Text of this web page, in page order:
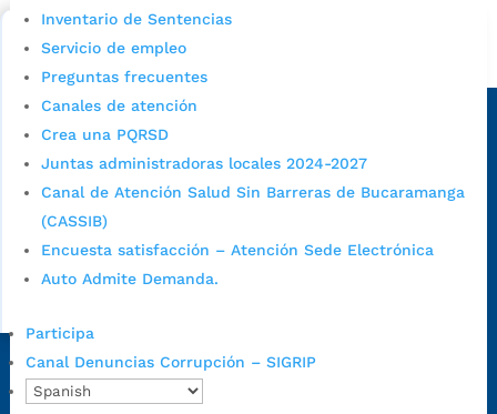
Inventario de Sentencias
Servicio de empleo
Preguntas frecuentes
Canales de atención
Crea una PQRSD
Juntas administradoras locales 2024-2027
Canal de Atención Salud Sin Barreras de Bucaramanga
(CASSIB)
Encuesta satisfacción – Atención Sede Electrónica
Auto Admite Demanda.
Participa
Canal Denuncias Corrupción – SIGRIP
Alcaldía de Bucaramanga
Sede principal
Calle 35 # 10-43, Bucaramanga, Santander,
Colombia.